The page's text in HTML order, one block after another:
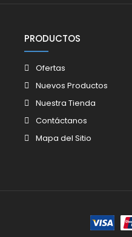
PRODUCTOS
Ofertas
Nuevos Productos
Nuestra Tienda
Contáctanos
Mapa del Sitio